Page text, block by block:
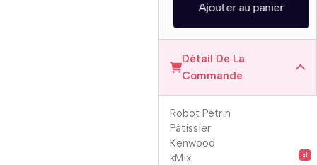
Ajouter au panier
Détail De La
Commande
Robot Pétrin
Pâtissier
Kenwood
kMix
x1